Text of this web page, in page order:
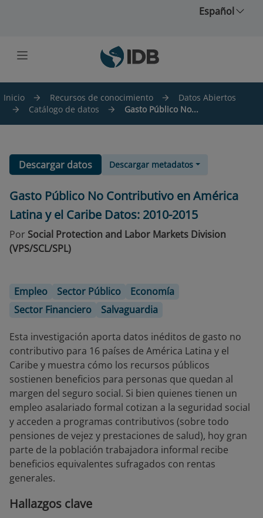
Español
Inicio Recursos de conocimiento
Datos Abiertos
Catálogo de datos
Gasto Público No...
Descargar datos Descargar metadatos
Gasto Público No Contributivo en América
Latina y el Caribe Datos: 2010-2015
Por Social Protection and Labor Markets Division
(VPS/SCL/SPL)
Empleo Sector Público
Economía
Sector Financiero
Salvaguardia
Esta investigación aporta datos inéditos de gasto no
contributivo para 16 países de América Latina y el
Caribe y muestra cómo los recursos públicos
sostienen beneficios para personas que quedan al
margen del seguro social. Si bien quienes tienen un
empleo asalariado formal cotizan a la seguridad social
y acceden a programas contributivos (sobre todo
pensiones de vejez y prestaciones de salud), hoy gran
parte de la población trabajadora informal recibe
beneficios equivalentes sufragados con rentas
generales.
Hallazgos clave